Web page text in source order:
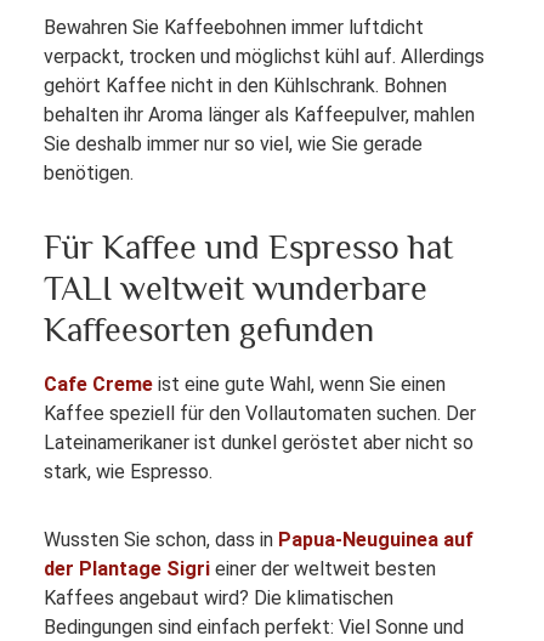
Bewahren Sie Kaffeebohnen immer luftdicht
verpackt, trocken und möglichst kühl auf. Allerdings
gehört Kaffee nicht in den Kühlschrank. Bohnen
behalten ihr Aroma länger als Kaffeepulver, mahlen
Sie deshalb immer nur so viel, wie Sie gerade
benötigen.
Für Kaffee und Espresso hat
TALI weltweit wunderbare
Kaffeesorten gefunden
Cafe Creme ist eine gute Wahl, wenn Sie einen
Kaffee speziell für den Vollautomaten suchen. Der
Lateinamerikaner ist dunkel geröstet aber nicht so
stark, wie Espresso.
Wussten Sie schon, dass in Papua-Neuguinea auf
der Plantage Sigri einer der weltweit besten
Kaffees angebaut wird? Die klimatischen
Bedingungen sind einfach perfekt: Viel Sonne und